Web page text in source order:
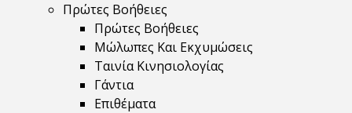
Πρώτες Βοήθειες
Πρώτες Βοήθειες
Μώλωπες Και Εκχυμώσεις
Ταινία Κινησιολογίας
Γάντια
Επιθέματα